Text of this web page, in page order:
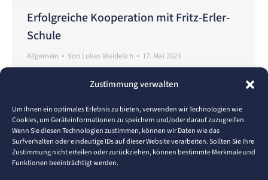
Zustimmung verwalten
Um Ihnen ein optimales Erlebnis zu bieten, verwenden wir Technologien wie
Cookies, um Geräteinformationen zu speichern und/oder darauf zuzugreifen.
Wenn Sie diesen Technologien zustimmen, können wir Daten wie das
Surfverhalten oder eindeutige IDs auf dieser Website verarbeiten. Sollten Sie Ihre
Zustimmung nicht erteilen oder zurückziehen, können bestimmte Merkmale und
Funktionen beeinträchtigt werden.
Erfolgreiche Kooperation mit Fritz-Erler-
Schule
Allgemein Von Lukas Waidelich 17. Mai 2023
Erler-Schule und der Hochschule Pforzheim startet
in eine neue Runde. Aktuell bearbeiten sechs
Schüler und Schülerinnen der 12-Klassenstufe im
Schulfach Informatik an einem Semesterprojekt,
um Einblicke in den Fachbereich Informatik zu
erhalten. Dabei werden Sie von Prof. Dr. Thomas